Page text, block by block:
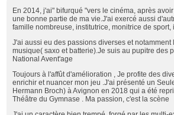
En 2014, j'ai" bifurqué "vers le cinéma, après
une bonne partie de ma vie.J'ai exercé aussi
famille nombreuse, institutrice, monitrice de sport,
J'ai aussi eu des passions diverses et notamment
musique( saxo et batterie).Je suis au pupitre des
National Avent'age
Toujours à l'affût d'amélioration , Je profite des
enrichir et nuancer mon jeu .J'ai présenté un
Hermann Broch) à Avignon en 2018 qui a été
Théâtre du Gymnase . Ma passion, c'est la scène